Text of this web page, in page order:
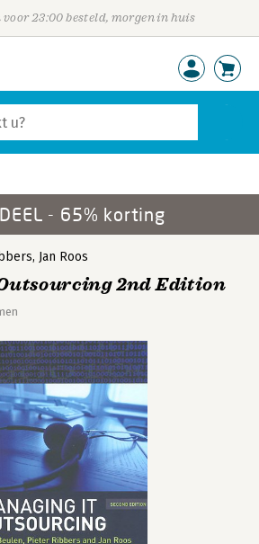
voor 23:00 besteld, morgen in huis
- 65% korting
, Jan Roos
2nd Edition